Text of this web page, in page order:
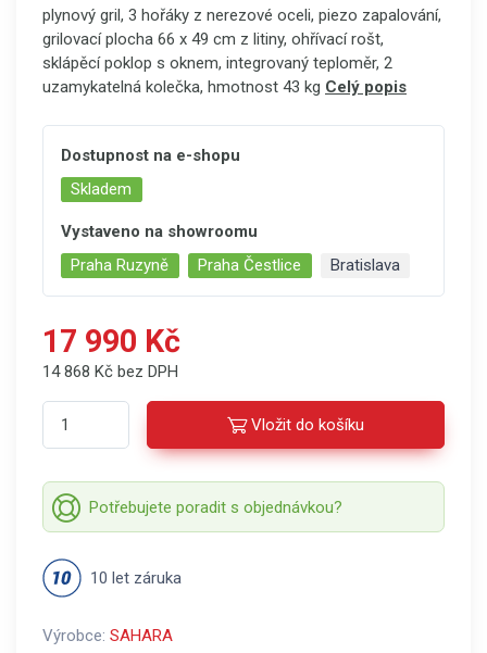
plynový gril, 3 hořáky z nerezové oceli, piezo zapalování,
grilovací plocha 66 x 49 cm z litiny, ohřívací rošt,
sklápěcí poklop s oknem, integrovaný teploměr, 2
uzamykatelná kolečka, hmotnost 43 kg Celý popis
Dostupnost na e-shopu
Skladem
Vystaveno na showroomu
Praha Ruzyně
Praha Čestlice Bratislava
17 990 Kč
14 868 Kč bez DPH
Vložit do košíku
Potřebujete poradit s objednávkou?
10 let záruka
Výrobce: SAHARA